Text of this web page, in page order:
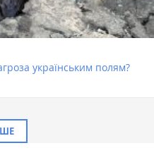
українським полям?